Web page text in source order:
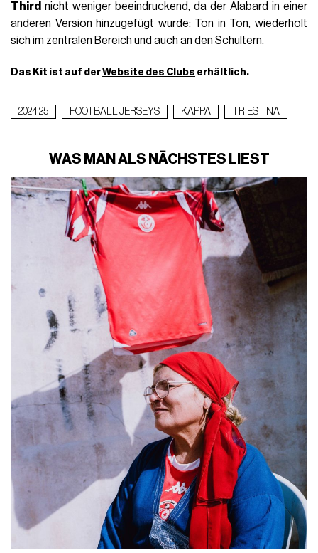
Third nicht weniger beeindruckend, da der Alabard in einer
anderen Version hinzugefügt wurde: Ton in Ton, wiederholt
sich im zentralen Bereich und auch an den Schultern.
Das Kit ist auf derWebsite des Clubs erhältlich.
2024 25 FOOTBALL JERSEYS KAPPA TRIESTINA
WAS MAN ALS NÄCHSTES LIEST